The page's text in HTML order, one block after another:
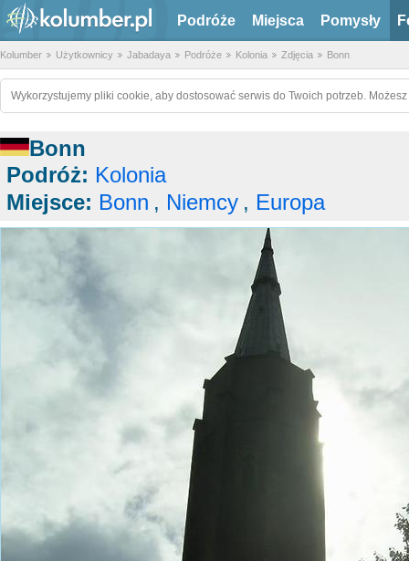
Podróże Miejsca Pomysły
Kolumber Użytkownicy Jabadaya Podróże Kolonia Zdjęcia Bonn
Wykorzystujemy pliki cookie, aby dostosować serwis do Twoich potrzeb.
Bonn
Podróż: Kolonia
Miejsce: Bonn , Niemcy , Europa